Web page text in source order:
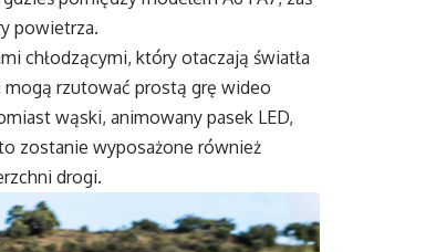
powietrza.
chłodzącymi, który otaczają światła
rzutować prostą grę wideo
wąski, animowany pasek LED,
zostanie wyposażone również
drogi.